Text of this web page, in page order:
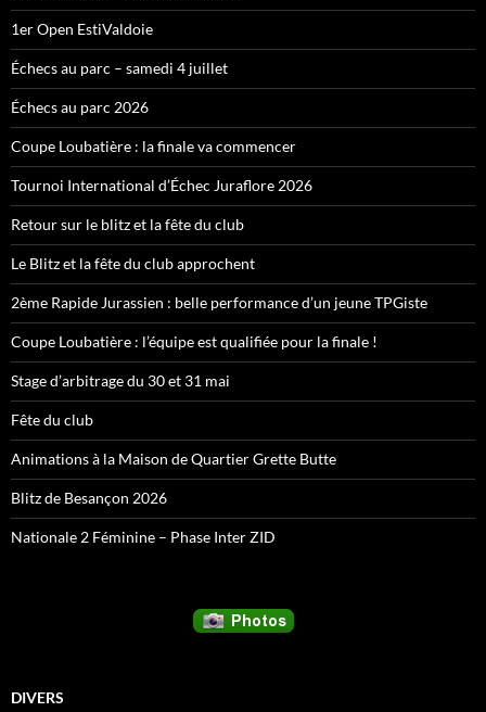
1er Open EstiValdoie
Échecs au parc – samedi 4 juillet
Échecs au parc 2026
Coupe Loubatière : la finale va commencer
Tournoi International d’Échec Juraflore 2026
Retour sur le blitz et la fête du club
Le Blitz et la fête du club approchent
2ème Rapide Jurassien : belle performance d’un jeune TPGiste
Coupe Loubatière : l’équipe est qualifiée pour la finale !
Stage d’arbitrage du 30 et 31 mai
Fête du club
Animations à la Maison de Quartier Grette Butte
Blitz de Besançon 2026
Nationale 2 Féminine – Phase Inter ZID
DIVERS